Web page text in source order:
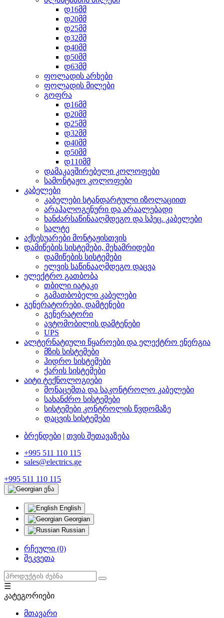
დ16მმ
დ20მმ
დ25მმ
დ32მმ
დ40მმ
დ50მმ
დ63მმ
ფოლადის არხები
ფოლადის მილები
გოფრა
დ16მმ
დ20მმ
დ25მმ
დ32მმ
დ40მმ
დ50მმ
დ110მმ
დამაკავშირებელი კოლოფები
სამონტაჟო კოლოფები
კაბელები
კაბელები სტანდარტული იზოლაციით
არაჰალოგენური და არაალებადი
ხანძარსაწინააღმდეგო და სპეც. კაბელები
სალტე
აქსესუარები მონტაჟისთვის
დამიწების სისტემები, მეხამრიდები
დამიწების სისტემები
ელვის საწინააღმდეგო დაცვა
ელექტრო გათბობა
თბილი იატაკი
გამათბობელი კაბელები
გენერატორები, დამტენები
გენერატორი
ავტომობილის დამტენები
UPS
ალტერნატიული წყაროები და ელექტრო ენერგია
მზის სისტემები
ჰიდრო სისტემები
ქარის სისტემები
აიტი ტექნოლოგიები
მონაცემთა და საკონტროლო კაბელები
სახანძრო სისტემები
სისტემები კონტროლის წვდომაზე
დაცვის სისტემები
ბრენდები | თვის შეთავაზება
+995 511 110 115
sales@electrics.ge
+995 511 110 115
ენა
English
Georgian
Russian
რჩეული (0)
შეკვეთა
☰
კატეგორიები
მთავარი